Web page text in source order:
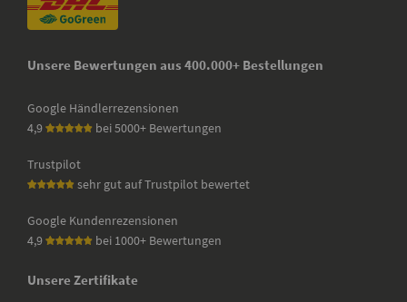
Unsere Bewertungen aus 400.000+ Bestellungen
Google Händlerrezensionen
4,9
bei 5000+ Bewertungen
Trustpilot
sehr gut auf Trustpilot bewertet
Google Kundenrezensionen
4,9
bei 1000+ Bewertungen
Unsere Zertifikate